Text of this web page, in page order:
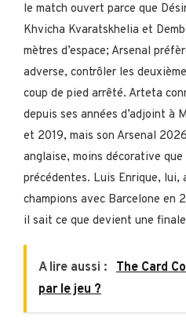
le match ouvert parce que
Khvicha Kvaratskhelia et
mètres d’espace; Arsenal
adverse, contrôler les
coup de pied arrêté. Arteta
depuis ses années d’adjoint à
et 2019, mais son Arsenal
anglaise, moins décorative
précédentes. Luis Enrique, lui,
champions avec Barcelone en
il sait ce que devient une
A lire aussi :
The Card
par le jeu ?